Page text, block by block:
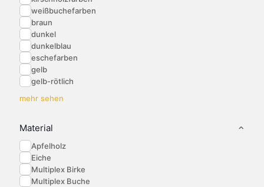
weißbuchefarben
braun
dunkel
dunkelblau
eschefarben
gelb
gelb-rötlich
mehr sehen
Material
Apfelholz
Eiche
Multiplex Birke
Multiplex Buche